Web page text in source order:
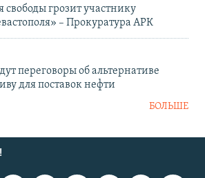
свободы грозит участнику
– Прокуратура АРК
переговоры об альтернативе
для поставок нефти
БОЛЬШЕ